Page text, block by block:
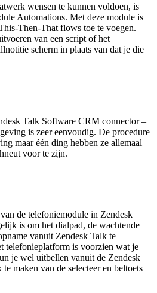
wensen te kunnen voldoen, is
Automations. Met deze module is
Then-That flows toe te voegen.
van een script of het
scherm in plaats van dat je die
Talk Software CRM connector –
is zeer eenvoudig. De procedure
maar één ding hebben ze allemaal
voor te zijn.
de telefoniemodule in Zendesk
is om het dialpad, de wachtende
vanuit Zendesk Talk te
telefonieplatform is voorzien wat je
je wel uitbellen vanuit de Zendesk
maken van de selecteer en beltoets